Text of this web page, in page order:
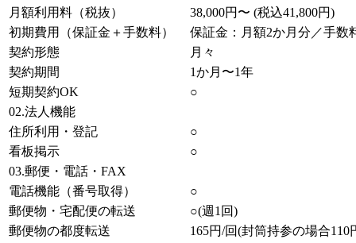
月額利用料（税抜）
38,000円〜 (税込41,800円)
初期費用（保証金＋手数料）
保証金：月額2か月分／手数
契約形態
月々
契約期間
1か月〜1年
短期契約OK
○
02.法人機能
住所利用・登記
○
看板掲示
○
03.郵便・電話・FAX
電話機能（番号取得）
○
郵便物・宅配便の転送
○(週1回)
郵便物の都度転送
165円/回(封筒持参の場合110